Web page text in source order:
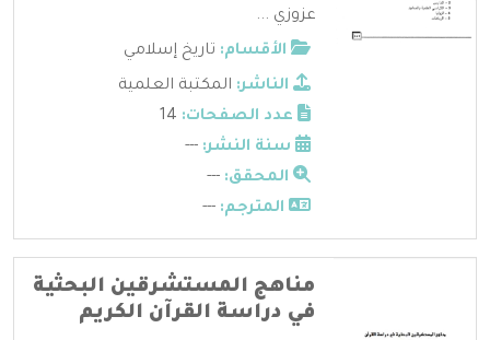
عزوزي ...
الأقسام: تاريخ إسلامي
الناشر: المكتبة العلمية
عدد الصفحات:
سنة النشر: ---
المحقق: ---
المترجم: ---
مناهج المستشرقين البحثية
في دراسة القرآن الكريم